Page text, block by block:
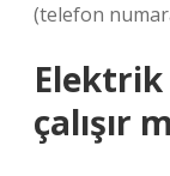
(telefon
çalışır